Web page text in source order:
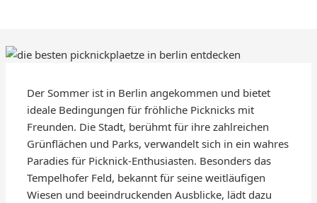
Der Sommer ist in Berlin angekommen und bietet
ideale Bedingungen für fröhliche Picknicks mit
Freunden. Die Stadt, berühmt für ihre zahlreichen
Grünflächen und Parks, verwandelt sich in ein wahres
Paradies für Picknick-Enthusiasten. Besonders das
Tempelhofer Feld, bekannt für seine weitläufigen
Wiesen und beeindruckenden Ausblicke, lädt dazu